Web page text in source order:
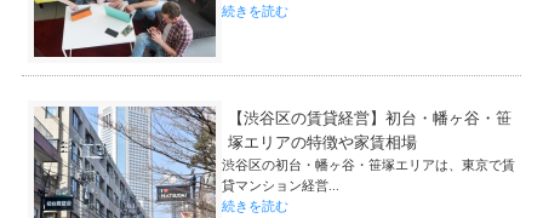
続きを読む
【渋谷区の賃貸経営】初台・幡ヶ谷・笹
塚エリアの特徴や家賃相場
渋谷区の初台・幡ヶ谷・笹塚エリアは、東京で賃
貸マンション経営...
続きを読む